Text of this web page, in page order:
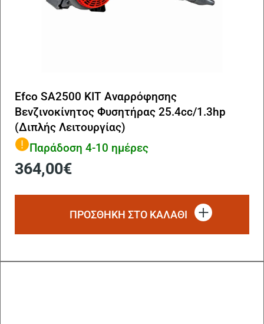
Efco SA2500 KIT Αναρρόφησης
Βενζινοκίνητος Φυσητήρας 25.4cc/1.3hp
(Διπλής Λειτουργίας)
Παράδοση 4-10 ημέρες
364,00€
ΠΡΟΣΘΗΚΗ ΣΤΟ ΚΑΛΑΘΙ